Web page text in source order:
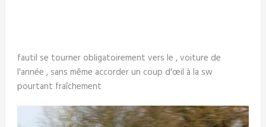
fautil se tourner obligatoirement vers le , voiture de
l'année , sans même accorder un coup d'œil à la sw
pourtant fraîchement